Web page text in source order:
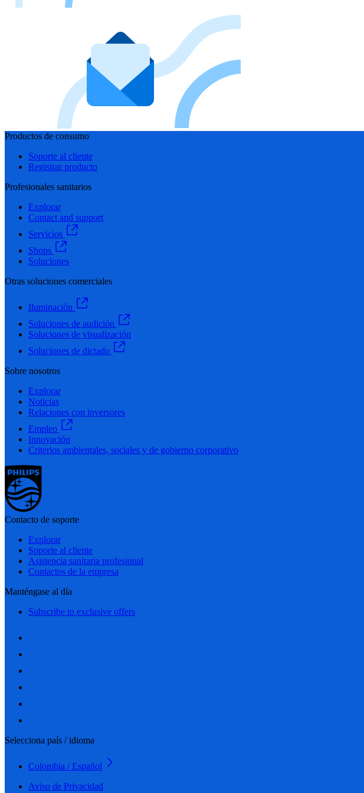
Productos de consumo
Soporte al cliente
Registrar producto
Profesionales sanitarios
Explorar
Contact and support
Servicios
Shops
Soluciones
Otras soluciones comerciales
Iluminación
Soluciones de audición
Soluciones de visualización
Soluciones de dictado
Sobre nosotros
Explorar
Noticias
Relaciones con inversores
Empleo
Innovación
Criterios ambientales, sociales y de gobierno corporativo
Contacto de soporte
Explorar
Soporte al cliente
Asistencia sanitaria profesional
Contactos de la empresa
Manténgase al día
Subscribe to exclusive offers
Selecciona país / idioma
Colombia / Español
Aviso de Privacidad